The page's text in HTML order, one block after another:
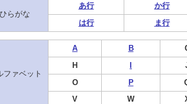
ひらがな
あ行 か行
は行
ま行
ファベット
A B
H
O
P
V
W